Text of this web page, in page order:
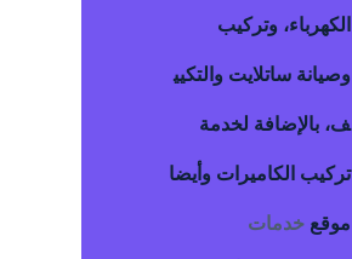
الكهرباء، وتركيب
وصيانة ساتلايت والتكيي
ف، بالإضافة لخدمة
تركيب الكاميرات وأيضا
موقعخدمات